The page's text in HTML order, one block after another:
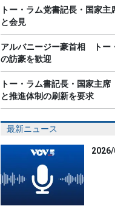
トー・ラム党書記長・国家
と会見
アルバニージー豪首相 トー
の訪豪を歓迎
トー・ラム書記長・国家主
と推進体制の刷新を要求
最新ニュース